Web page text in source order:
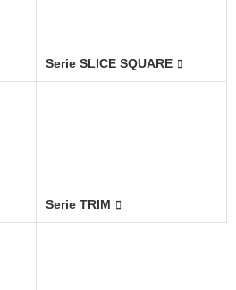
Serie SLICE SQUARE
Serie TRIM